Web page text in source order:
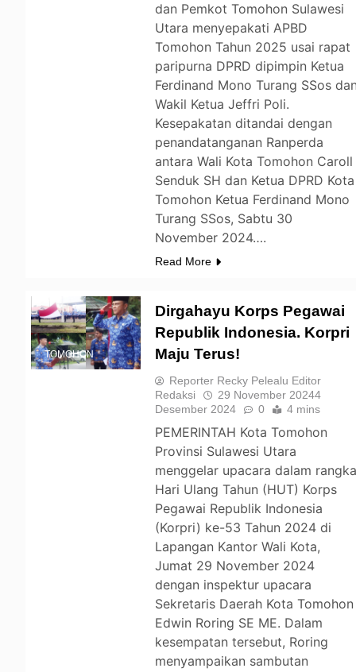
dan Pemkot Tomohon Sulawesi
Utara menyepakati APBD
Tomohon Tahun 2025 usai rapat
paripurna DPRD dipimpin Ketua
Ferdinand Mono Turang SSos
Wakil Ketua Jeffri Poli.
Kesepakatan ditandai dengan
penandatanganan Ranperda
antara Wali Kota Tomohon Caroll
Senduk SH dan Ketua DPRD Kota
Tomohon Ketua Ferdinand Mono
Turang SSos, Sabtu 30
November 2024….
Read More
TOMOHON
Dirgahayu Korps Pegawai
Republik Indonesia. Korpri
Maju Terus!
Reporter Recky Pelealu Editor
Redaksi
29 November 20244
Desember 2024
0 4 mins
PEMERINTAH Kota Tomohon
Provinsi Sulawesi Utara
menggelar upacara dalam
Hari Ulang Tahun (HUT) Korps
Pegawai Republik Indonesia
(Korpri) ke-53 Tahun 2024 di
Lapangan Kantor Wali Kota,
Jumat 29 November 2024
dengan inspektur upacara
Sekretaris Daerah Kota Tomohon
Edwin Roring SE ME. Dalam
kesempatan tersebut, Roring
menyampaikan sambutan